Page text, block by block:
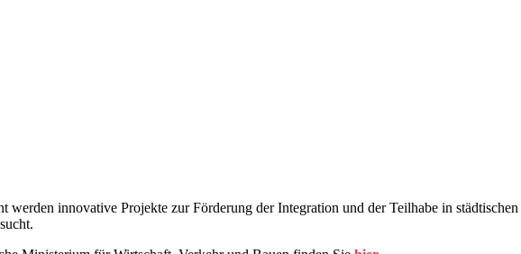
innovative Projekte zur Förderung der Integration und der Teilhabe in